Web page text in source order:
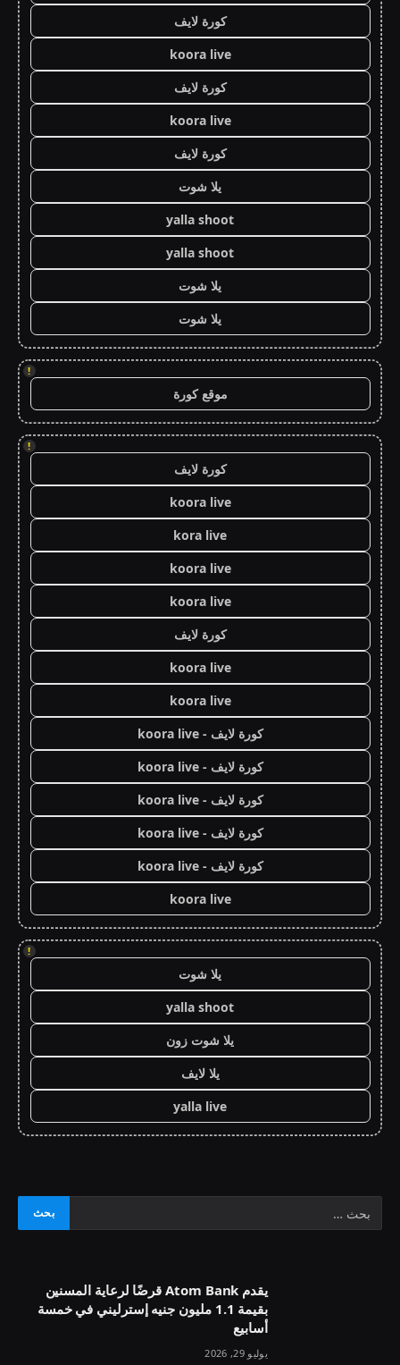
كورة لايف
koora live
كورة لايف
koora live
كورة لايف
يلا شوت
yalla shoot
yalla shoot
يلا شوت
يلا شوت
!
موقع كورة
!
كورة لايف
koora live
kora live
koora live
koora live
كورة لايف
koora live
koora live
كورة لايف - koora live
كورة لايف - koora live
كورة لايف - koora live
كورة لايف - koora live
كورة لايف - koora live
koora live
!
يلا شوت
yalla shoot
يلا شوت زون
يلا لايف
yalla live
يقدم Atom Bank قرضًا لرعاية المسنين
بقيمة 1.1 مليون جنيه إسترليني في خمسة
أسابيع
يوليو 29, 2026